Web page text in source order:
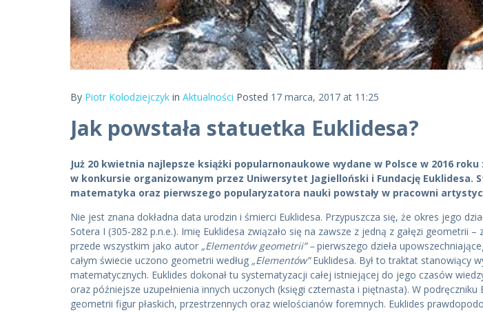
By Piotr Kolodziejczyk in Aktualności Posted 17 marca, 2017 at 11:25
Jak powstała statuetka Euklidesa?
Już 20 kwietnia najlepsze książki popularnonaukowe wydane w Polsce w 2016
w konkursie organizowanym przez Uniwersytet Jagielloński i Fundację Euklidesa.
matematyka oraz pierwszego popularyzatora nauki powstały w pracowni
Nie jest znana dokładna data urodzin i śmierci Euklidesa. Przypuszcza się, że okres jego
Sotera I (305-282 p.n.e.). Imię Euklidesa związało się na zawsze z jedną z gałęzi geometrii
przede wszystkim jako autor „Elementów geometrii” –pierwszego dzieła
całym świecie uczono geometrii według „Elementów”Euklidesa. Był to traktat stanowiący
matematycznych. Euklides dokonał tu systematyzacji całej istniejącej do jego czasów
oraz późniejsze uzupełnienia innych uczonych (księgi czternasta i piętnasta). W
geometrii figur płaskich, przestrzennych oraz wielościanów foremnych. Euklides